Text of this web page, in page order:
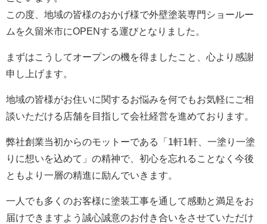
この度、地域の皆様のおかげ様で外壁塗装専門ショールー
ムを久留米市にOPENする運びとなりました。
まずはこうしてオープンの機を得ましたこと、心より感謝
申し上げます。
地域の皆様がお住いに関するお悩みを何でもお気軽にご相
談いただける店舗を目指して会社経営を進めております。
弊社創業当初からのモットーである「1軒1軒、一塗り一塗
りに想いを込めて」の精神で、初心を忘れることなく今後
ともより一層の精進に励んでいきます。
一人でも多くのお客様に塗装工事を通して感動と満足をお
届けできますよう誠心誠意のお付き合いをさせていただけ